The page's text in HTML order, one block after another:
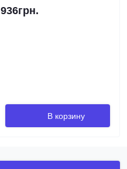
936грн.
В корзину